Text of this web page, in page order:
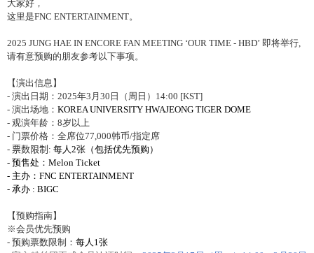
大家好，
这里是FNC ENTERTAINMENT。
2025 JUNG HAE IN ENCORE FAN MEETING ‘OUR TIME - HBD’ 即将举行,
请有意预购的朋友参考以下事项。
【演出信息】
- 演出日期： 2025年3 月 30 日（周日） 14:00 [KST]
- 演出场地： KOREA UNIVERSITY HWAJEONG TIGER DOME
- 观演年龄 ： 8岁 以上
- 门票价格：全席位77,000韩币/指定席
- 票数限制 : 每人2张（包括优先预购）
- 预售处： Melon Ticket
- 主办： FNC ENTERTAINMENT
- 承办 : BIGC
【预购指南】
※会员优先预购
- 预购票数限制： 每人 1张